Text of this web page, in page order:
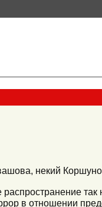
некий
в отношении